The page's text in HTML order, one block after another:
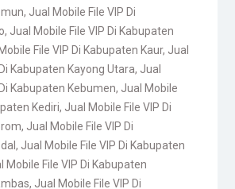
, Jual Mobile File VIP Di
, Jual Mobile File VIP Di Kabupaten
File VIP Di Kabupaten Kaur, Jual
Kabupaten Kayong Utara, Jual
Kabupaten Kebumen, Jual Mobile
Kediri, Jual Mobile File VIP Di
, Jual Mobile File VIP Di
, Jual Mobile File VIP Di Kabupaten
Mobile File VIP Di Kabupaten
, Jual Mobile File VIP Di